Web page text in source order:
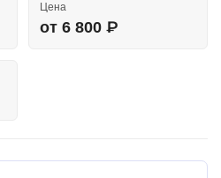
Цена
от 6 800 ₽